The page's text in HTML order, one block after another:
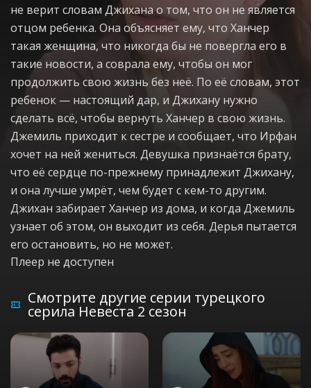
не верит словам Джихана о том, что он не является
отцом ребенка. Она объясняет ему, что Ханчер
такая женщина, что никогда бы не повергла его в
такие новости, а соврала ему, чтобы он мог
продолжить свою жизнь без неё. По её словам, этот
ребенок — настоящий дар, и Джихану нужно
сделать всё, чтобы вернуть Ханчер в свою жизнь.
Джемиль приходит к сестре и сообщает, что Ирфан
хочет на ней жениться. Девушка признаётся брату,
что её сердце по-прежнему принадлежит Джихану,
и она лучше умрёт, чем будет с кем-то другим.
Джихан забирает Ханчер из дома, и когда Джемиль
узнает об этом, он выходит из себя. Дерья пытается
его остановить, но не может.
Плеер не доступен
Смотрите другие серии турецкого
серила Невеста 2 сезон